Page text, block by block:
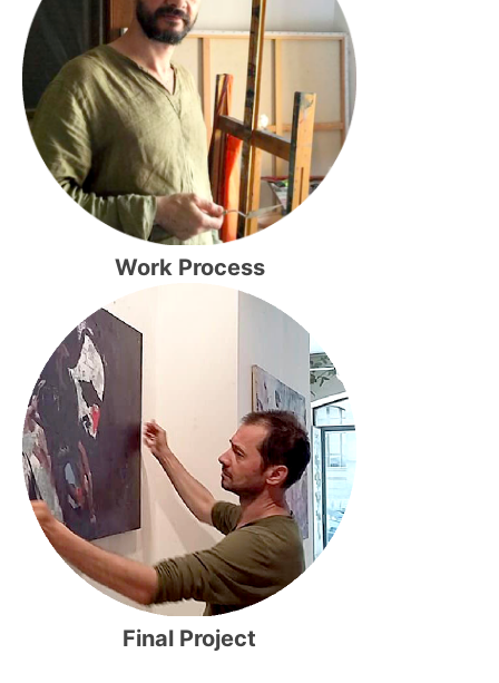
Work Process
Final Project